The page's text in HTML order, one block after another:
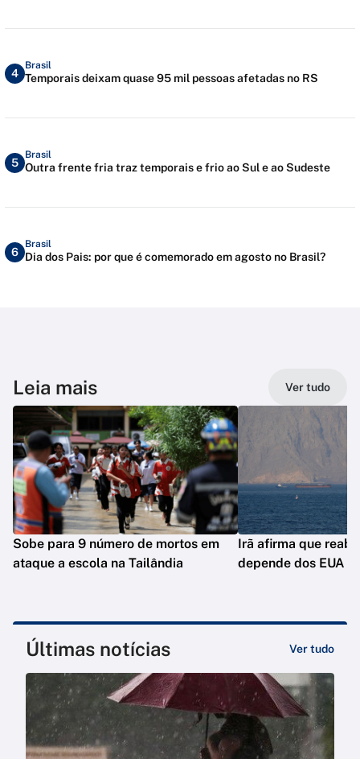
4
Brasil
Temporais deixam quase 95 mil pessoas afetadas no RS
5
Brasil
Outra frente fria traz temporais e frio ao Sul e ao Sudeste
6
Brasil
Dia dos Pais: por que é comemorado em agosto no Brasil?
Leia mais Ver tudo
Sobe para 9 número de mortos em
ataque a escola na Tailândia
Irã afirma que
depende dos EUA
Últimas notícias Ver tudo